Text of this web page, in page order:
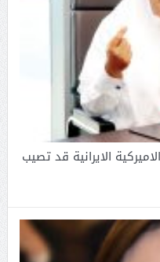
الايرانية قد تصيب